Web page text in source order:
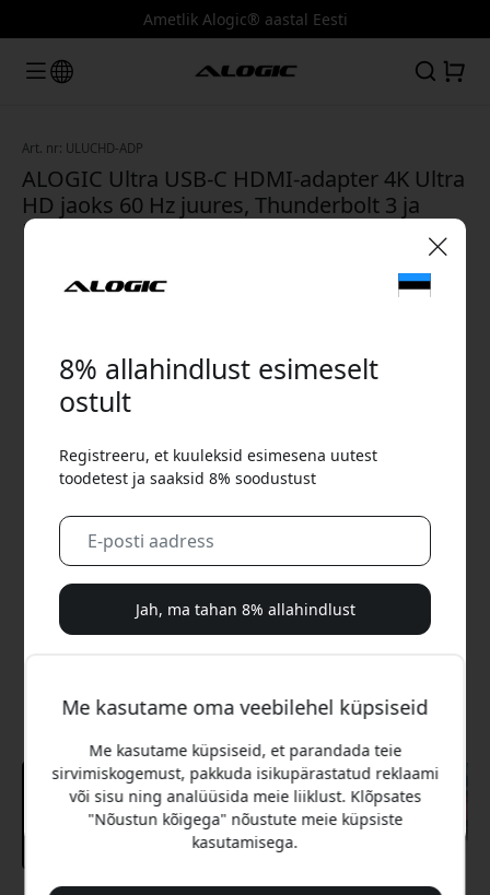
Ametlik Alogic® aastal Eesti
Art. nr: ULUCHD-ADP
ALOGIC Ultra USB-C HDMI-adapter 4K Ultra
HD jaoks 60 Hz juures, Thunderbolt 3 ja
DisplayPort Alt Mode'i toega - Kosmosehall
Me kasutame oma veebilehel küpsiseid
Me kasutame küpsiseid, et parandada teie
sirvimiskogemust, pakkuda isikupärastatud reklaami
või sisu ning analüüsida meie liiklust. Klõpsates
"Nõustun kõigega" nõustute meie küpsiste
kasutamisega.
8% allahindlust esimeselt
ostult
Registreeru, et kuuleksid esimesena uutest
toodetest ja saaksid 8% soodustust
Jah, ma tahan 8% allahindlust
sarjade ja eripakkumistega.
Ei, ma eelistaksin täishinda maksta.
🎉 Sinu sooduskood:
Kasuta seda koodi kassas, et saada 8%
allahindlust.